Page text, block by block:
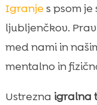
Igranje s psom
ljubljenčkov.
med nami in
mentalno in
Ustrezna igralna